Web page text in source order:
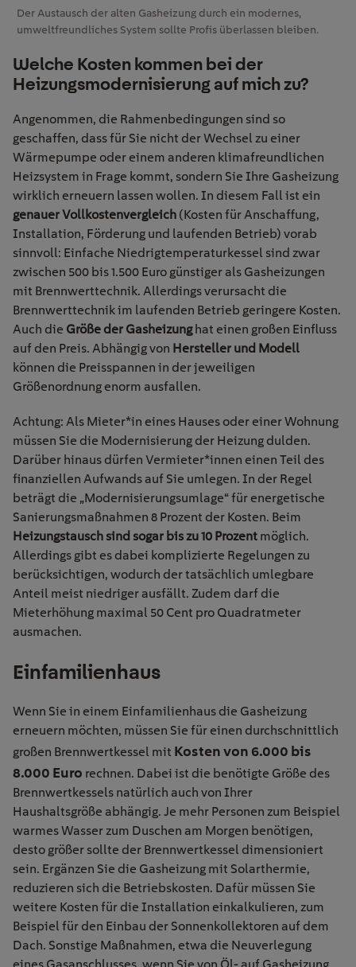
Der Austausch der alten Gasheizung durch ein modernes,
umweltfreundliches System sollte Profis überlassen bleiben.
Welche Kosten kommen bei der
Heizungsmodernisierung auf mich zu?
Angenommen, die Rahmenbedingungen sind so
geschaffen, dass für Sie nicht der Wechsel zu einer
Wärmepumpe oder einem anderen klimafreundlichen
Heizsystem in Frage kommt, sondern Sie Ihre Gasheizung
wirklich erneuern lassen wollen. In diesem Fall ist ein
genauer Vollkostenvergleich (Kosten für Anschaffung,
Installation, Förderung und laufenden Betrieb) vorab
sinnvoll: Einfache Niedrigtemperaturkessel sind zwar
zwischen 500 bis 1.500 Euro günstiger als Gasheizungen
mit Brennwerttechnik. Allerdings verursacht die
Brennwerttechnik im laufenden Betrieb geringere Kosten.
Auch die Größe der Gasheizunghat einen großen Einfluss
auf den Preis. Abhängig von Hersteller und Modell
können die Preisspannen in der jeweiligen
Größenordnung enorm ausfallen.
Achtung: Als Mieter*in eines Hauses oder einer Wohnung
müssen Sie die Modernisierung der Heizung dulden.
Darüber hinaus dürfen Vermieter*innen einen Teil des
finanziellen Aufwands auf Sie umlegen. In der Regel
beträgt die „Modernisierungsumlage“ für energetische
Sanierungsmaßnahmen 8 Prozent der Kosten. Beim
Heizungstausch sind sogar bis zu 10 Prozent möglich.
Allerdings gibt es dabei komplizierte Regelungen zu
berücksichtigen, wodurch der tatsächlich umlegbare
Anteil meist niedriger ausfällt. Zudem darf die
Mieterhöhung maximal 50 Cent pro Quadratmeter
ausmachen.
Einfamilienhaus
Wenn Sie in einem Einfamilienhaus die Gasheizung
erneuern möchten, müssen Sie für einen durchschnittlich
großen Brennwertkessel mit Kosten von 6.000 bis
8.000 Euro rechnen. Dabei ist die benötigte Größe des
Brennwertkessels natürlich auch von Ihrer
Haushaltsgröße abhängig. Je mehr Personen zum Beispiel
warmes Wasser zum Duschen am Morgen benötigen,
desto größer sollte der Brennwertkessel dimensioniert
sein. Ergänzen Sie die Gasheizung mit Solarthermie,
reduzieren sich die Betriebskosten. Dafür müssen Sie
weitere Kosten für die Installation einkalkulieren, zum
Beispiel für den Einbau der Sonnenkollektoren auf dem
Dach. Sonstige Maßnahmen, etwa die Neuverlegung